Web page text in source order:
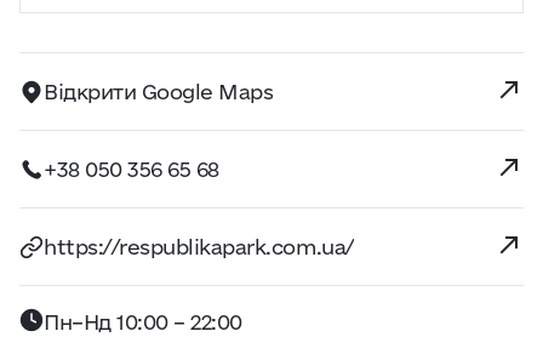
Відкрити Google Maps
+38 050 356 65 68
https://respublikapark.com.ua/
Пн–Нд 10:00 – 22:00